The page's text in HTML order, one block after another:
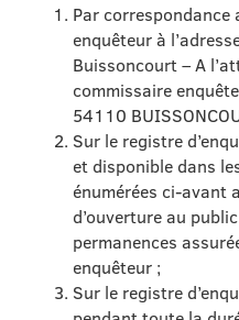
Par correspondance
enquêteur à
Buissoncourt – A
commissaire
54110
Sur le registre
et disponible dans
énumérées ci-avant
d’ouverture au
permanences
enquêteur ;
Sur le registre